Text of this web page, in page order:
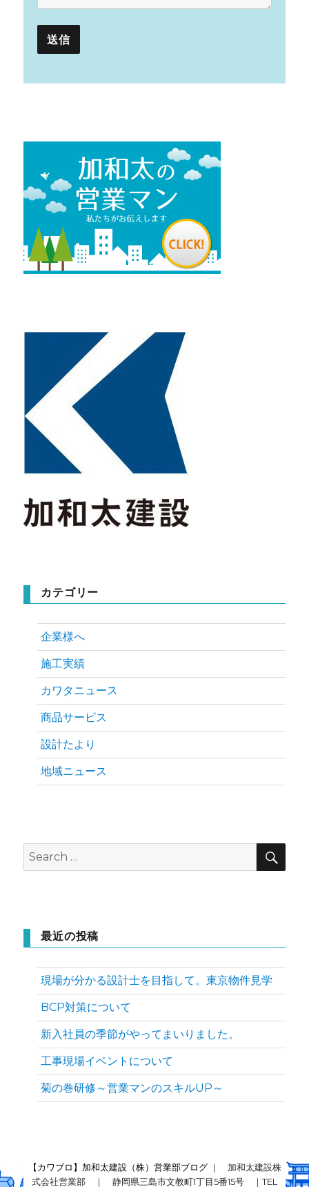
カテゴリー
企業様へ
施工実績
カワタニュース
商品サービス
設計たより
地域ニュース
Search
for:
最近の投稿
現場が分かる設計士を目指して。東京物件見学
BCP対策について
新入社員の季節がやってまいりました。
工事現場イベントについて
菊の巻研修～営業マンのスキルUP～
【カワブロ】加和太建設（株）営業部ブログ｜ 加和太建設株
式会社営業部 ｜ 静岡県三島市文教町1丁目5番15号 ｜TEL